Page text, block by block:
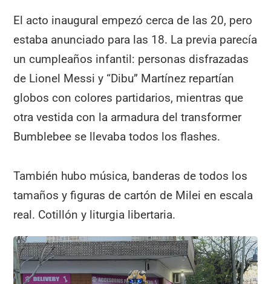
El acto inaugural empezó cerca de las 20, pero
estaba anunciado para las 18. La previa parecía
un cumpleaños infantil: personas disfrazadas
de Lionel Messi y “Dibu” Martínez repartían
globos con colores partidarios, mientras que
otra vestida con la armadura del transformer
Bumblebee se llevaba todos los flashes.
También hubo música, banderas de todos los
tamaños y figuras de cartón de Milei en escala
real. Cotillón y liturgia libertaria.